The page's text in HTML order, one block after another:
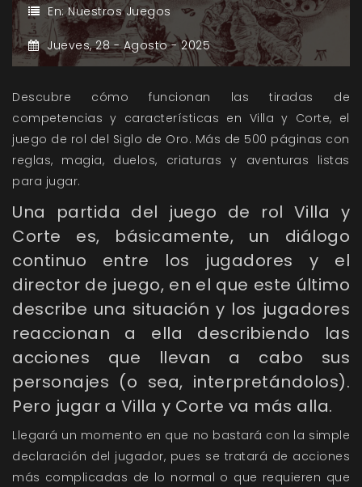
En:Nuestros Juegos
Jueves,28 -Agosto -2025
Descubre cómo funcionan las tiradas de
competencias y características en Villa y Corte, el
juego de rol del Siglo de Oro. Más de 500 páginas con
reglas, magia, duelos, criaturas y aventuras listas
para jugar.
Una partida del juego de rol Villa y
Corte es, básicamente, un diálogo
continuo entre los jugadores y el
director de juego, en el que este último
describe una situación y los jugadores
reaccionan a ella describiendo las
acciones que llevan a cabo sus
personajes (o sea, interpretándolos).
Pero jugar a Villa y Corte va más alla.
Llegará un momento en que no bastará con la simple
declaración del jugador, pues se tratará de acciones
más complicadas de lo normal o que requieren que